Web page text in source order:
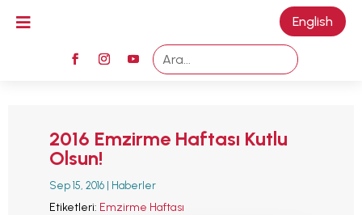
 English
M
2016 Emzirme Haftası Kutlu
Olsun!
Sep 15, 2016 Haberler
Etiketleri: Emzirme Haftası